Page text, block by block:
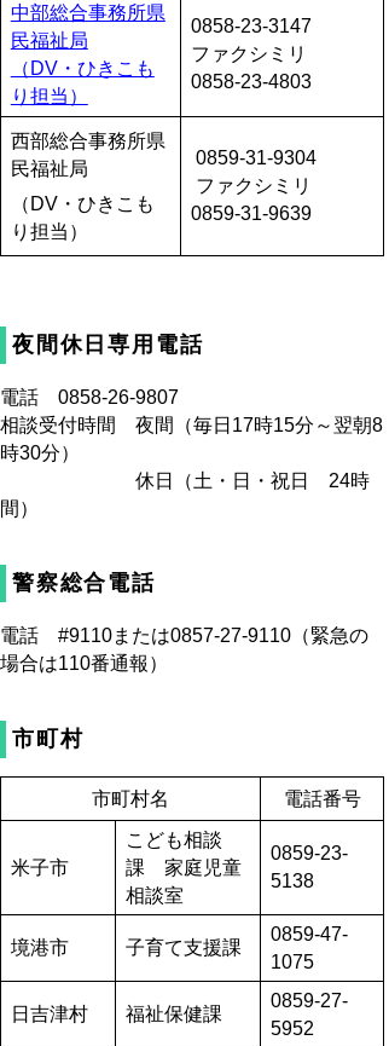
中部総合事務所県
民福祉局
（DV・ひきこも
り担当）
0858-23-3147
ファクシミリ
0858-23-4803
西部総合事務所県
民福祉局
（DV・ひきこも
り担当）
0859-31-9304
ファクシミリ
0859-31-9639
夜間休日専用電話
電話 0858-26-9807
相談受付時間 夜間（毎日17時15分～翌朝8
時30分）
休日（土・日・祝日 24時
間）
警察総合電話
電話 #9110または0857-27-9110（緊急の
場合は110番通報）
市町村
市町村名 電話番号
米子市
こども相談
課 家庭児童
相談室
0859-23-
5138
境港市 子育て支援課
0859-47-
1075
日吉津村 福祉保健課
0859-27-
5952